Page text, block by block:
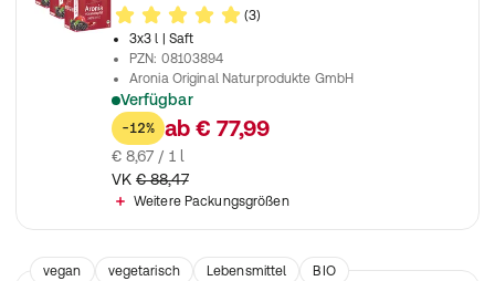
(3)
3x3 l
| Saft
PZN: 08103894
Aronia Original Naturprodukte GmbH
Verfügbar
100 % Direktsaft
-12% ab € 77,99
€ 8,67 / 1 l
VK € 88,47
Weitere Packungsgrößen
vegan vegetarisch Lebensmittel BIO